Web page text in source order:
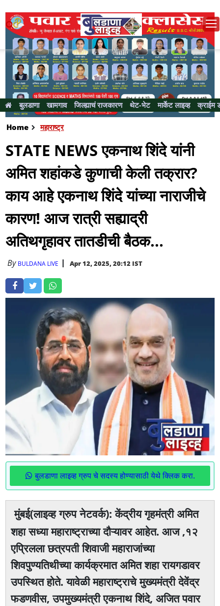
बुलडाणा खामगाव जिल्ह्याचं राजकारण थेट-भेट मार्केट लाइव्ह क्राईम
Home महाराष्ट्र
STATE NEWS एकनाथ शिंदे यांनी
अमित शहांकडे कुणाची केली तक्रार?
काय आहे एकनाथ शिंदे यांच्या नाराजीचे
कारण! आज रात्री सह्याद्री
अतिथगृहावर तातडीची बैठक...
By BULDANA LIVE Apr 12, 2025, 20:12 IST
बुलडाणा लाइव्ह ग्रुप चे सदस्य होण्यासाठी येथे क्लिक करा.
मुंबई(लाइव्ह ग्रुप नेटवर्क): केंद्रीय गृहमंत्री अमित
शहा सध्या महाराष्ट्राच्या दौऱ्यावर आहेत. आज ,१२
एप्रिलला छत्रपती शिवाजी महाराजांच्या
शिवपुण्यतिथीच्या कार्यक्रमात अमित शहा रायगडावर
उपस्थित होते. यावेळी महाराष्ट्राचे मुख्यमंत्री देवेंद्र
फडणवीस, उपमुख्यमंत्री एकनाथ शिंदे, अजित पवार